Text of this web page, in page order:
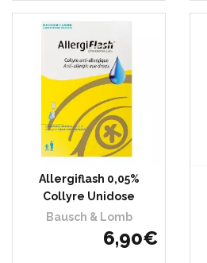
Allergiflash 0,05%
Collyre Unidose
Bausch & Lomb
6,90€